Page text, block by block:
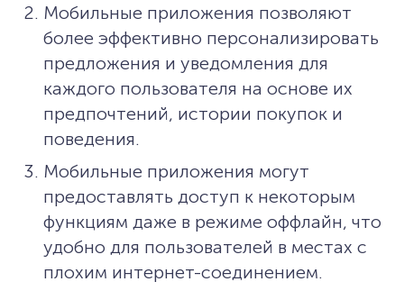
Мобильные приложения позволяют
более эффективно персонализировать
предложения и уведомления для
каждого пользователя на основе их
предпочтений, истории покупок и
поведения.
Мобильные приложения могут
предоставлять доступ к некоторым
функциям даже в режиме оффлайн, что
удобно для пользователей в местах с
плохим интернет-соединением.